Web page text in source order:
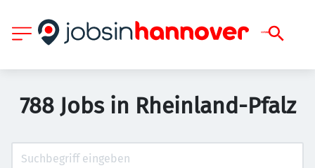
788 Jobs in Rheinland-Pfalz